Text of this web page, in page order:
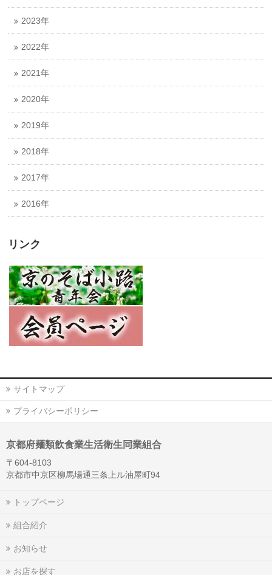
2023年
2022年
2021年
2020年
2019年
2018年
2017年
2016年
リンク
サイトマップ
プライバシーポリシー
京都府麺類飲食業生活衛生同業組合
〒604-8103
京都市中京区柳馬場通三条上ル油屋町94
トップページ
組合紹介
お知らせ
お店を探す